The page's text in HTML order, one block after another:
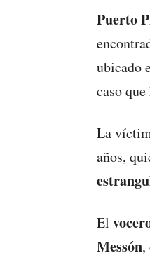
Puerto
ubicado
caso
La
años,
El
Messón,